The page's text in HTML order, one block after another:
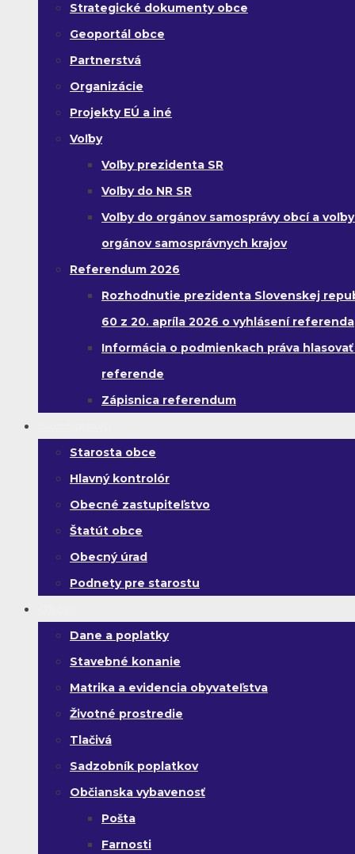
Strategické dokumenty obce
Geoportál obce
Partnerstvá
Organizácie
Projekty EÚ a iné
Voľby
Voľby prezidenta SR
Voľby do NR SR
Voľby do orgánov samosprávy obcí a
orgánov samosprávnych krajov
Referendum 2026
Rozhodnutie prezidenta Slovenskej
60 z 20. apríla 2026 o vyhlásení referenda
Informácia o podmienkach práva hlasovať
referende
Zápisnica referendum
Starosta obce
Hlavný kontrolór
Obecné zastupiteľstvo
Štatút obce
Obecný úrad
Podnety pre starostu
Dane a poplatky
Stavebné konanie
Matrika a evidencia obyvateľstva
Životné prostredie
Tlačivá
Sadzobník poplatkov
Občianska vybavenosť
Pošta
Farnosti